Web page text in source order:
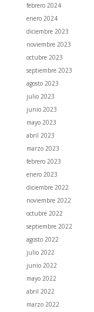
febrero 2024
enero 2024
diciembre 2023
noviembre 2023
octubre 2023
septiembre 2023
agosto 2023
julio 2023
junio 2023
mayo 2023
abril 2023
marzo 2023
febrero 2023
enero 2023
diciembre 2022
noviembre 2022
octubre 2022
septiembre 2022
agosto 2022
julio 2022
junio 2022
mayo 2022
abril 2022
marzo 2022